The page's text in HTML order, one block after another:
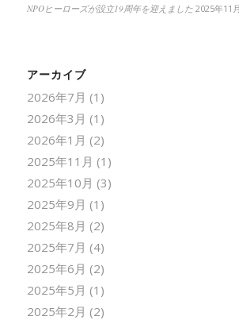
NPOヒーローズが設立19周年を迎えました 2025年11
アーカイブ
2026年7月 (1)
2026年3月 (1)
2026年1月 (2)
2025年11月 (1)
2025年10月 (3)
2025年9月 (1)
2025年8月 (2)
2025年7月 (4)
2025年6月 (2)
2025年5月 (1)
2025年2月 (2)